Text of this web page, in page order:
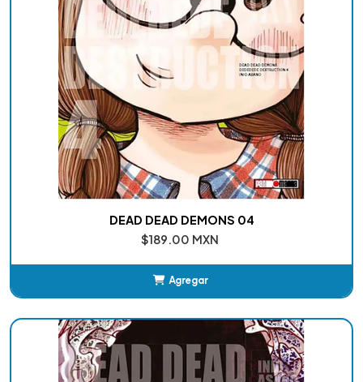
DEAD DEAD DEMONS 04
$189.00 MXN
Agregar